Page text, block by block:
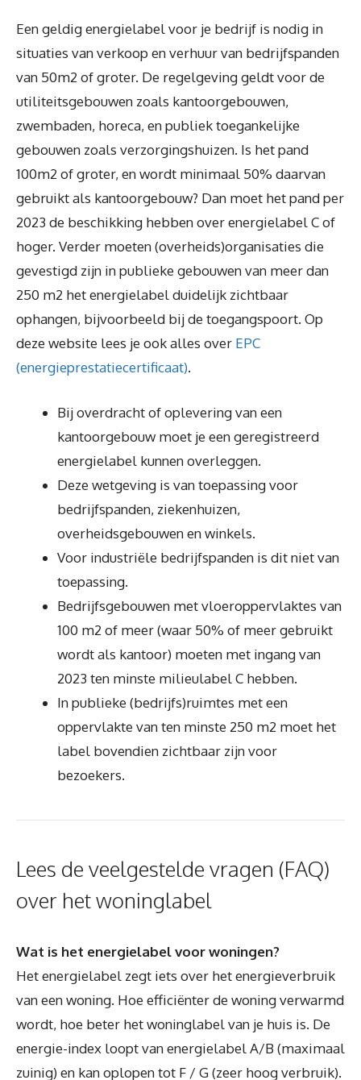
Een geldig energielabel voor je bedrijf is nodig in
situaties van verkoop en verhuur van bedrijfspanden
van 50m2 of groter. De regelgeving geldt voor de
utiliteitsgebouwen zoals kantoorgebouwen,
zwembaden, horeca, en publiek toegankelijke
gebouwen zoals verzorgingshuizen. Is het pand
100m2 of groter, en wordt minimaal 50% daarvan
gebruikt als kantoorgebouw? Dan moet het pand per
2023 de beschikking hebben over energielabel C of
hoger. Verder moeten (overheids)organisaties die
gevestigd zijn in publieke gebouwen van meer dan
250 m2 het energielabel duidelijk zichtbaar
ophangen, bijvoorbeeld bij de toegangspoort. Op
deze website lees je ook alles over EPC
(energieprestatiecertificaat).
Bij overdracht of oplevering van een
kantoorgebouw moet je een geregistreerd
energielabel kunnen overleggen.
Deze wetgeving is van toepassing voor
bedrijfspanden, ziekenhuizen,
overheidsgebouwen en winkels.
Voor industriële bedrijfspanden is dit niet van
toepassing.
Bedrijfsgebouwen met vloeroppervlaktes van
100 m2 of meer (waar 50% of meer gebruikt
wordt als kantoor) moeten met ingang van
2023 ten minste milieulabel C hebben.
In publieke (bedrijfs)ruimtes met een
oppervlakte van ten minste 250 m2 moet het
label bovendien zichtbaar zijn voor
bezoekers.
Lees de veelgestelde vragen (FAQ)
over het woninglabel
Wat is het energielabel voor woningen?
Het energielabel zegt iets over het energieverbruik
van een woning. Hoe efficiënter de woning verwarmd
wordt, hoe beter het woninglabel van je huis is. De
energie-index loopt van energielabel A/B (maximaal
zuinig) en kan oplopen tot F / G (zeer hoog verbruik).